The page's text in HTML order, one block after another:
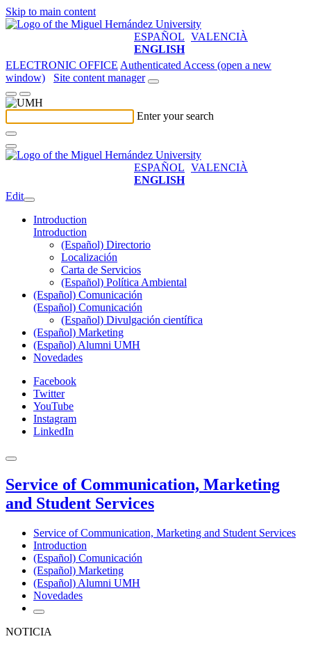
Skip to main content
ESPAÑOL VALENCIÀ
ENGLISH
ELECTRONIC OFFICE Authenticated Access (open a new
window)
Site content manager
Enter your search
ESPAÑOL VALENCIÀ
ENGLISH
Edit
Introduction
Introduction
(Español) Directorio
Localización
Carta de Servicios
(Español) Política Ambiental
(Español) Comunicación
(Español) Comunicación
(Español) Divulgación científica
(Español) Marketing
(Español) Alumni UMH
Novedades
Facebook
Twitter
YouTube
Instagram
LinkedIn
Service of Communication, Marketing
and Student Services
Service of Communication, Marketing and Student Services
Introduction
(Español) Comunicación
(Español) Marketing
(Español) Alumni UMH
Novedades
NOTICIA